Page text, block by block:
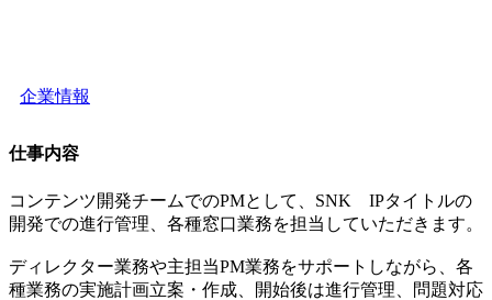
企業情報
仕事内容
コンテンツ開発チームでのPMとして、SNK IPタイトルの
開発での進行管理、各種窓口業務を担当していただきます。
ディレクター業務や主担当PM業務をサポートしながら、各
種業務の実施計画立案・作成、開始後は進行管理、問題対応